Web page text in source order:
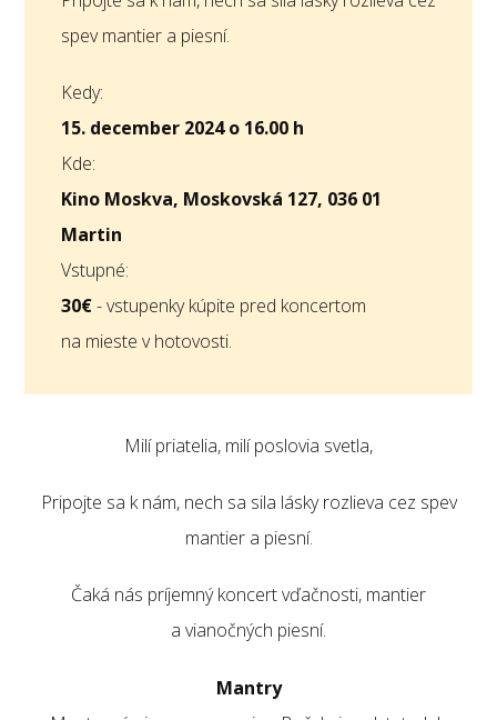
spev mantier a piesní.
Kedy:
15. december 2024o 16.00 h
Kde:
Kino Moskva, Moskovská 127, 036 01
Martin
Vstupné:
30€- vstupenky kúpite pred koncertom
na mieste v hotovosti.
Milí priatelia, milí poslovia svetla,
Pripojte sa k nám, nech sa sila lásky rozlieva cez spev
mantier a piesní.
Čaká nás príjemný koncert vďačnosti, mantier
a vianočných piesní.
Mantry